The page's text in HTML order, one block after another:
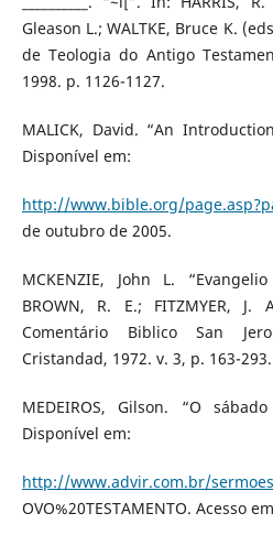
Gleason L.; WALTKE, Bruce K.
de Teologia do Antigo
1998. p. 1126-1127.
MALICK, David. “An
Disponível em:
http://www.bible.org/
de outubro de 2005.
MCKENZIE, John L.
BROWN, R. E.; FITZMYER, J.
Comentário Biblico San
Cristandad, 1972. v. 3, p. 163-293.
MEDEIROS, Gilson. “O
Disponível em:
http://www.advir.com.br/sermoes/
OVO%20TESTAMENTO. Acesso